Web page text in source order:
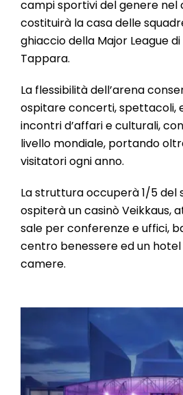
campi sportivi del genere
costituirà la casa delle
ghiaccio della Major League
Tappara.
La flessibilità dell’arena
ospitare concerti, spettacoli,
incontri d’affari e culturali,
livello mondiale, portando
visitatori ogni anno.
La struttura occuperà 1/5 del
ospiterà un casinò Veikkaus,
sale per conferenze e uffici,
centro benessere ed un
camere.